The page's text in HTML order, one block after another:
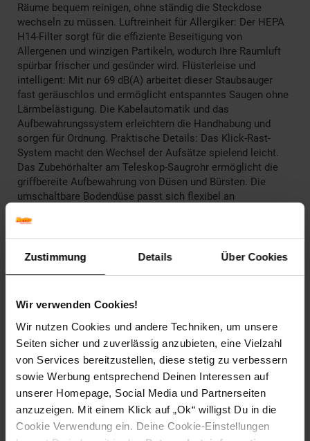
Zustimmung Details Über Cookies
Wir verwenden Cookies!
Wir nutzen Cookies und andere Techniken, um unsere
Seiten sicher und zuverlässig anzubieten, eine Vielzahl
von Services bereitzustellen, diese stetig zu verbessern
sowie Werbung entsprechend Deinen Interessen auf
unserer Homepage, Social Media und Partnerseiten
anzuzeigen. Mit einem Klick auf „Ok“ willigst Du in die
Cookie Verwendung ein. Deine Cookie-Einstellungen
Räume bequem reinigen, ohne ständig die Steckdose
wechseln zu müssen. Luftreinheit für Allergiker: Der HEPA
H14-Filter sorgt für die effiziente Beseitigung von
Allergenen und winzigen Partikeln, wodurch Ihre Raumluft
spürbar frischer und gesünder wird. Flüsterleise und
intelligent: Mit nur 69 dB(A) arbeitet dieser Staubsauger
fast geräuschlos und ermöglicht entspanntes Saugen ohne
Lärmbelästigung. Die Kabelautomatik und das
Aufbewahrungssystem erleichtern die Handhabung und
sorgen für Ordnung. Praktische Details: Das Klick-Rast-
System macht den Wechsel der Aufsätze spielend leicht.
Das Zubehörhalter am Teleskop-Saugrohr ermöglicht die
griffbereite Aufbewahrung von Düsen und Bürsten. Die
umschaltbare Bodendüse passt sich flexibel an
Rast-System sorgt für eine schonende Reinigung von
empfindlichen Böden. Zusätzliche Aufsätze wie die
Polsterdüse, Möbelbürste und Fugendüse machen diesen
EAN: 4002780013030
Artikel gehört zur Kategorie:Bodenstaubsauger
Versandinformationen
Herstellerinformationen